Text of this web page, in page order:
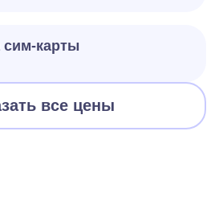
карты
все цены